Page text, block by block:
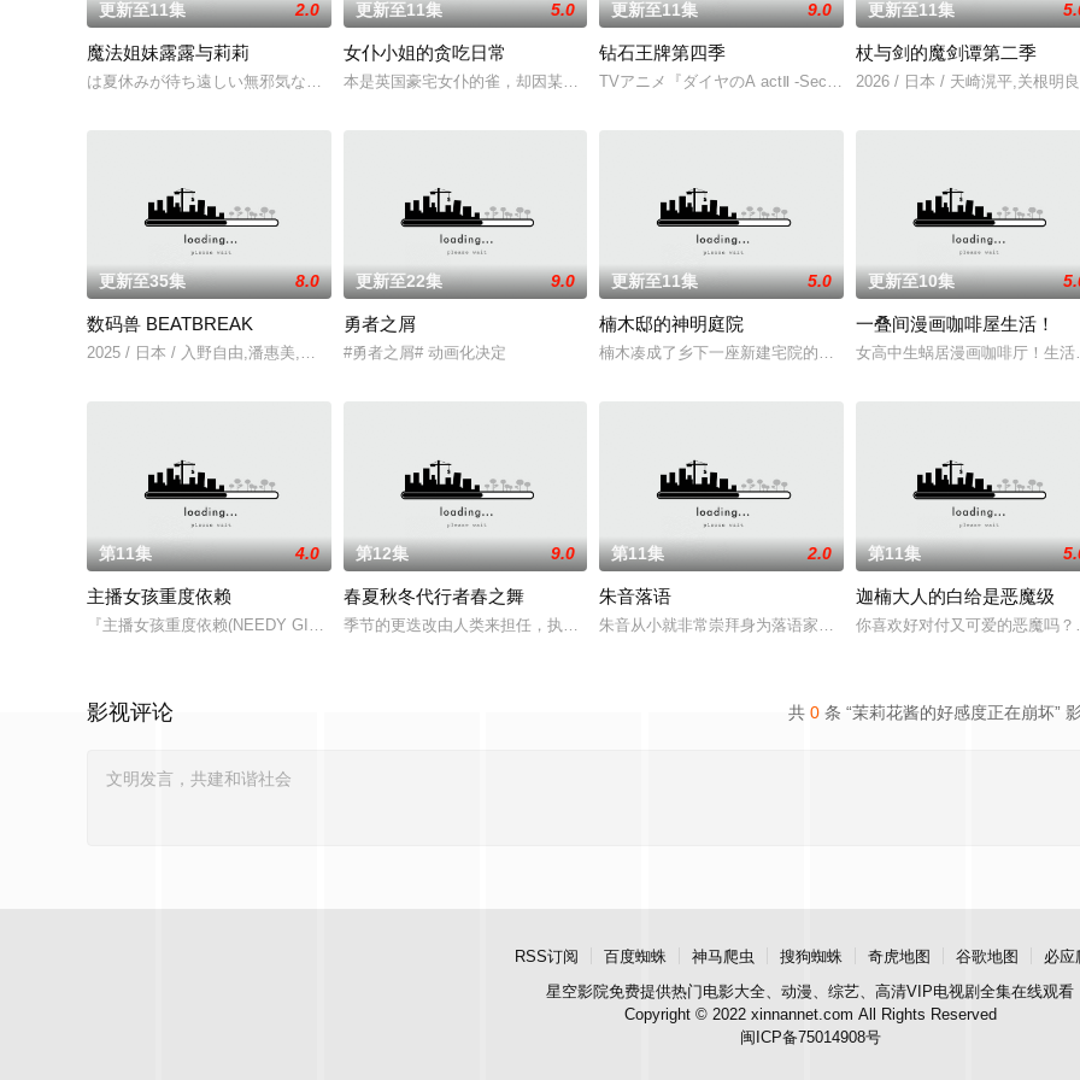
更新至11集 2.0
魔法姐妹露露与莉莉
は夏休みが待ち遠しい無邪気な小学生。は控えめだけど頑張り屋さんの中学生。むかしは仲良し姉妹だったふたりも、最近、心の
更新至11集 5.0
女仆小姐的贪吃日常
本是英国豪宅女仆的雀，却因某件事情独自一人来到日本生活。第一次体验海外独居生活，雀对一切感到好
更新至11集 9.0
钻石王牌第四季
TVアニメ『ダイヤのA actⅡ -Second Season-』が、2026年4月から
更新至11集
杖与剑的魔剑谭第二季
2026 / 日本 / 天崎滉平,关根明
更新至35集 8.0
数码兽 BEATBREAK
2025 / 日本 / 入野自由,潘惠美,黑泽朋世,田村睦心,关根有咲,久野美咲,阿座上洋平,滨野大辉,中井和哉
更新至22集 9.0
勇者之屑
#勇者之屑# 动画化决定
更新至11集 5.0
楠木邸的神明庭院
楠木凑成了乡下一座新建宅院的管理员。原本是座有恶灵寄宿其中、
更新至10集
一叠间漫画咖啡屋生活！
女高中生蜗居漫画咖啡厅！生
第11集 4.0
主播女孩重度依赖
『主播女孩重度依赖(NEEDY GIRL OVERDOSE)』是一款描绘网络天使（直播主）日常生活的多结局ADV。这
第12集 9.0
春夏秋冬代行者春之舞
季节的更迭改由人类来担任，执行这项任务的人被称为「四季代行者」－－司掌春天的代行者‧花叶雏菊和护
第11集 2.0
朱音落语
朱音从小就非常崇拜身为落语家的父亲，经常在门后偷看父亲练习的
第11集
迦楠大人的白给是恶魔级
你喜欢好对付又可爱的恶魔吗
共 0 条 “茉莉花酱的好感度正在崩坏”
影视评论
RSS订阅 百度蜘蛛 神马爬虫 搜狗蜘蛛 奇虎地图 谷歌地图
必应
星空影院免费提供热门电影大全、动漫、综艺、高清VIP电视剧全集在线观看
Copyright © 2022 xinnannet.com All Rights Reserved
闽ICP备75014908号